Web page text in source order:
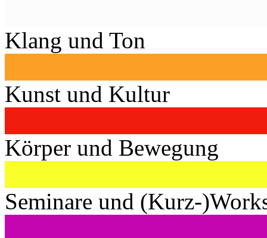
Klang und Ton
Kunst und Kultur
Körper und Bewegung
Seminare und (Kurz-